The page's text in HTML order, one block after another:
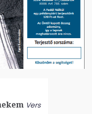
Vers